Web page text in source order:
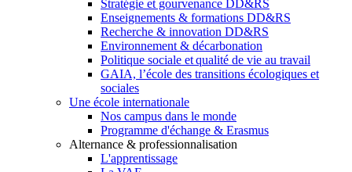
Stratégie et gourvenance DD&RS
Enseignements & formations DD&RS
Recherche & innovation DD&RS
Environnement & décarbonation
Politique sociale et qualité de vie au travail
GAIA, l’école des transitions écologiques et
sociales
Une école internationale
Nos campus dans le monde
Programme d'échange & Erasmus
Alternance & professionnalisation
L'apprentissage